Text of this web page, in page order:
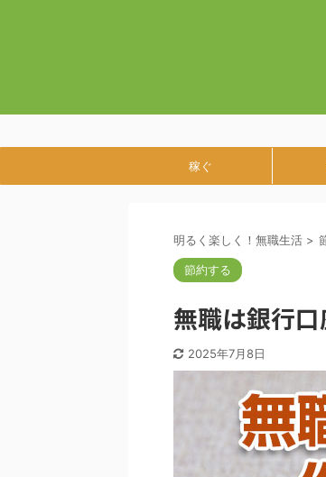
稼ぐ
明るく楽しく！無職生活 >
節約する
無職は銀行
2025年7月8日